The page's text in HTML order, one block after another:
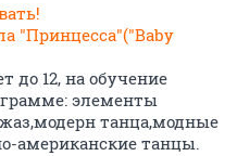
"Принцесса"("Baby
до 12, на обучение
элементы
танца,модные
американские танцы.